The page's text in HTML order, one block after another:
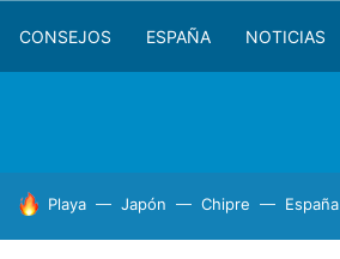
CONSEJOS ESPAÑA NOTICIAS
HOY SE HABLA DE
Playa Japón Chipre España